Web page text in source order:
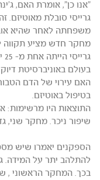
"אנו כן", אומרת האם, ג'ינה
גרייסי סובלת
משפחתה לאחר שהיא
מחקר חדש מציע תקווה
בעולם באוניברסיטת
האם עירוי של הדם
בטיפול באוטיזם.
התוצאות היו מרשימות:
שיפור ניכר. מחקר שני,
הספקנים יאמרו שיש
להתלהב יתר על המידה.